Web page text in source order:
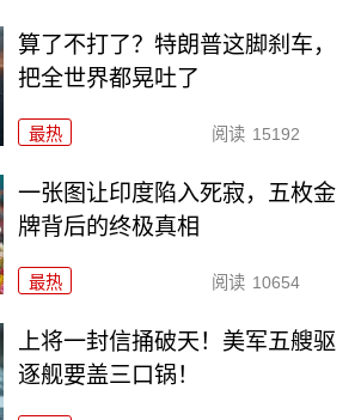
算了不打了？特朗普这脚刹车，
把全世界都晃吐了
最热 阅读 15192
一张图让印度陷入死寂，五枚金
牌背后的终极真相
最热 阅读 10654
上将一封信捅破天！美军五艘驱
逐舰要盖三口锅！